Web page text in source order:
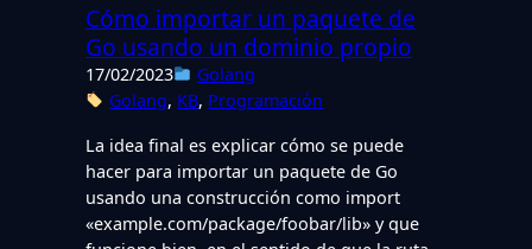
Cómo importar un paquete de
Go usando un dominio propio
17/02/2023
Golang
Golang, KB, Programación
La idea final es explicar cómo se puede
hacer para importar un paquete de Go
usando una construcción como import
«example.com/package/foobar/lib» y que